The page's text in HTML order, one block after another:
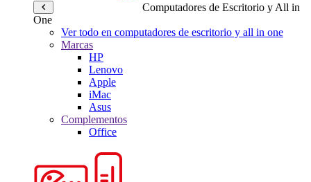
Computadores de Escritorio y All in
One
Ver todo en computadores de escritorio y all in one
Marcas
HP
Lenovo
Apple
iMac
Asus
Complementos
Office